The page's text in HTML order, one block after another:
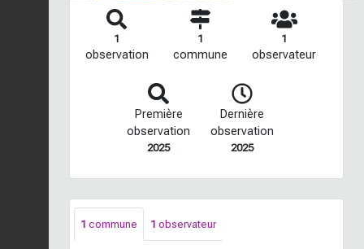
1
observation
1
commune
1
observateur
Première
observation
2025
Dernière
observation
2025
1 commune 1 observateur